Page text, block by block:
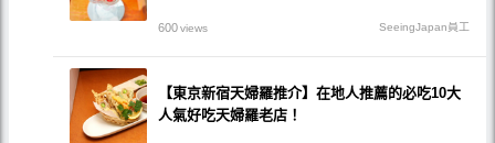
600views SeeingJapan員工
【東京新宿天婦羅推介】在地人推薦的必吃10大
人氣好吃天婦羅老店！